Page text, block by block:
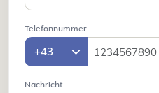
Telefonnummer
Nachricht